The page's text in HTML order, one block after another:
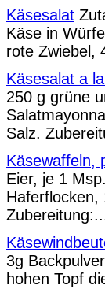
Käsesalat
Käse in
rote Zwiebel,
Käsesalat a
250 g grüne
Salz.
Käsewaffeln,
Eier, je 1
Haferflocken,
3g
hohen Topf